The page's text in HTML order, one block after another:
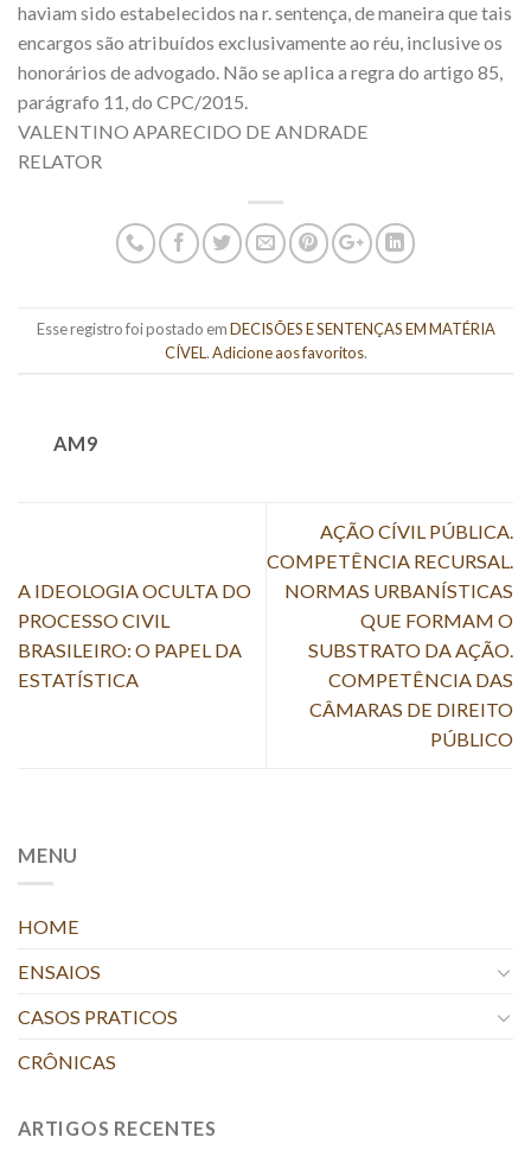
haviam sido estabelecidos na r. sentença, de maneira que tais
encargos são atribuídos exclusivamente ao réu, inclusive os
honorários de advogado. Não se aplica a regra do artigo 85,
parágrafo 11, do CPC/2015.
VALENTINO APARECIDO DE ANDRADE
RELATOR
Esse registro foi postado emDECISÕES E SENTENÇAS EM MATÉRIA
CÍVEL.Adicione aos favoritos.
AM9
A IDEOLOGIA OCULTA DO
PROCESSO CIVIL
BRASILEIRO: O PAPEL DA
ESTATÍSTICA
AÇÃO CÍVIL PÚBLICA.
COMPETÊNCIA RECURSAL.
NORMAS URBANÍSTICAS
QUE FORMAM O
SUBSTRATO DA AÇÃO.
COMPETÊNCIA DAS
CÂMARAS DE DIREITO
PÚBLICO
MENU
HOME
ENSAIOS
CASOS PRATICOS
CRÔNICAS
ARTIGOS RECENTES